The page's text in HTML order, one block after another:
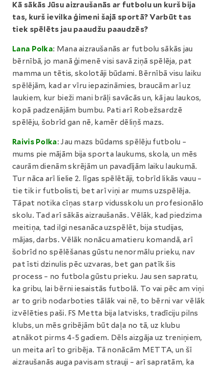
Kā sākās Jūsu aizraušanās ar futbolu un kurš bija
tas, kurš ievilka ģimeni šajā sportā? Varbūt tas
tiek spēlēts jau paaudžu paaudzēs?
Lana Polka: Mana aizraušanās ar futbolu sākās jau
bērnībā, jo manā ģimenē visi savā ziņā spēlēja, pat
mamma un tētis, skolotāji būdami. Bērnībā visu laiku
spēlējām, kad ar vīru iepazināmies, braucām arī uz
laukiem, kur bieži mani brāļi savācās un, kā jau laukos,
kopā padzenājām bumbu. Pati arī Robežsardzē
spēlēju, šobrīd gan nē, kamēr dēliņš mazs.
Raivis Polka: Jau mazs būdams spēlēju futbolu –
mums pie mājām bija sporta laukums, skola, un mēs
caurām dienām skrējām un pavadījām laiku laukumā.
Tur nāca arī lielie 2. līgas spēlētāji, tobrīd likās vauu –
tie tik ir futbolisti, bet arī viņi ar mums uzspēlēja.
Tāpat notika cīņas starp vidusskolu un profesionālo
skolu. Tad arī sākās aizraušanās. Vēlāk, kad piedzima
meitiņa, tad ilgi nesanāca uzspēlēt, bija studijas,
mājas, darbs. Vēlāk nonācu amatieru komandā, arī
šobrīd no spēlēšanas gūstu nenormālu prieku, nav
pat īsti dzinulis pēc uzvaras, bet gan patīk šis
process – no futbola gūstu prieku. Jau sen sapratu,
ka gribu, lai bērni iesaistās futbolā. To vai pēc am viņi
ar to grib nodarboties tālāk vai nē, to bērni var vēlāk
izvēlēties paši. FS Metta bija latvisks, tradīciju pilns
klubs, un mēs gribējām būt daļa no tā, uz klubu
atnākot pirms 4-5 gadiem. Dēls aizgāja uz treniņiem,
un meita arī to gribēja. Tā nonācām METTA, un šī
aizraušanās auga pavisam strauji – arī sapratām, ka